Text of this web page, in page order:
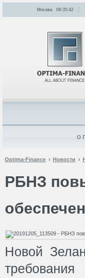
Optima-Finance Новости
РБНЗ
Новой
Москва 09:35:42
О